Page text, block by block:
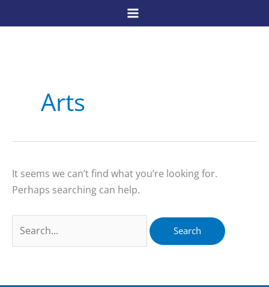
to
Arts
It seems we can’t find what you’re looking for.
Perhaps searching can help.
for: